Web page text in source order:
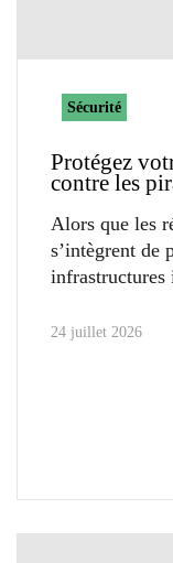
Sécurité
Protégez
contre les
Alors que les
s’intègrent de
infrastructures
24 juillet 2026